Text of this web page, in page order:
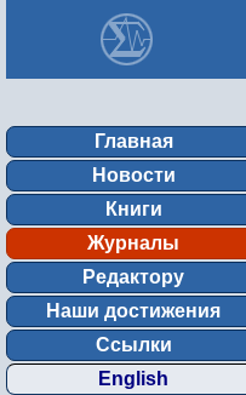
Главная
Новости
Книги
Журналы
Редактору
Наши достижения
Ссылки
English